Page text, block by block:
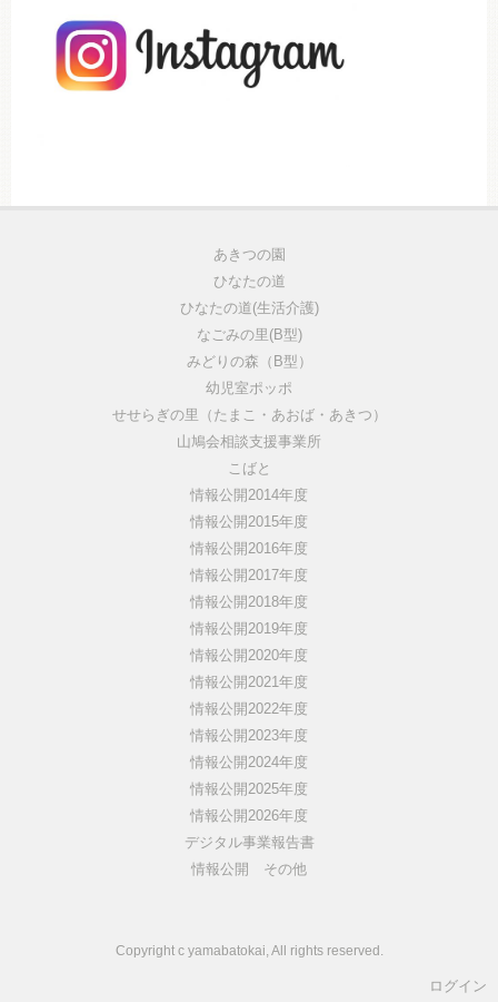
あきつの園
ひなたの道
ひなたの道(生活介護)
なごみの里(B型)
みどりの森（B型）
幼児室ポッポ
せせらぎの里（たまこ・あおば・あきつ）
山鳩会相談支援事業所
こばと
情報公開2014年度
情報公開2015年度
情報公開2016年度
情報公開2017年度
情報公開2018年度
情報公開2019年度
情報公開2020年度
情報公開2021年度
情報公開2022年度
情報公開2023年度
情報公開2024年度
情報公開2025年度
情報公開2026年度
デジタル事業報告書
情報公開 その他
Copyright c yamabatokai, All rights reserved.
ログイン